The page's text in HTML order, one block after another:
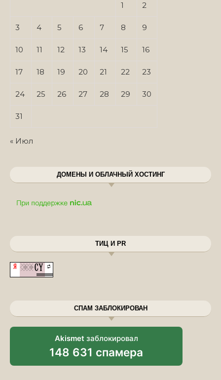
1 2
3 4 5 6 7 8 9
10 11 12 13 14 15 16
17 18 19 20 21 22 23
24 25 26 27 28 29 30
31
« Июл
ДОМЕНЫ И ОБЛАЧНЫЙ ХОСТИНГ
ТИЦ И PR
СПАМ ЗАБЛОКИРОВАН
Akismet заблокировал
148 631 спамера